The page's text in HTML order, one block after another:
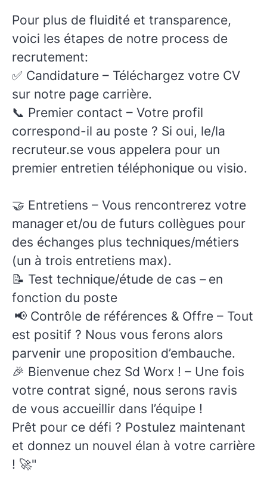
Pour plus de fluidité et transparence,
voici les étapes de notre process de
recrutement:
✅ Candidature – Téléchargez votre CV
sur notre page carrière.
📞 Premier contact – Votre profil
correspond-il au poste ? Si oui, le/la
recruteur.se vous appelera pour un
premier entretien téléphonique ou visio.
🤝 Entretiens – Vous rencontrerez votre
manager et/ou de futurs collègues pour
des échanges plus techniques/métiers
(un à trois entretiens max).
📝 Test technique/étude de cas – en
fonction du poste
📢 Contrôle de références & Offre – Tout
est positif ? Nous vous ferons alors
parvenir une proposition d’embauche.
🎉 Bienvenue chez Sd Worx ! – Une fois
votre contrat signé, nous serons ravis
de vous accueillir dans l’équipe !
Prêt pour ce défi ? Postulez maintenant
et donnez un nouvel élan à votre carrière
! 🚀"